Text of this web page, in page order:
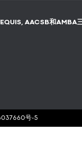
AACSB和AMBA
号-5